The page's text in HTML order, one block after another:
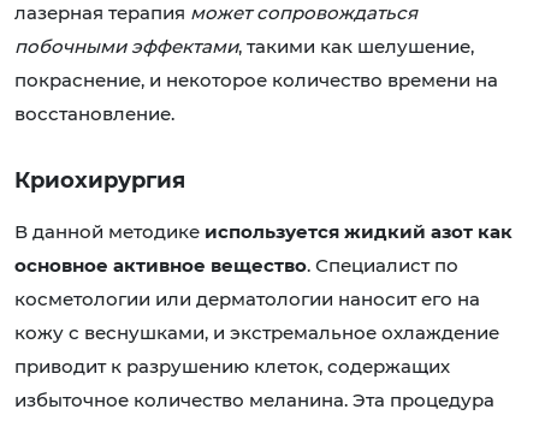
лазерная терапия может сопровождаться
побочными эффектами, такими как шелушение,
покраснение, и некоторое количество времени на
восстановление.
Криохирургия
В данной методике используется жидкий азот как
основное активное вещество. Специалист по
косметологии или дерматологии наносит его на
кожу с веснушками, и экстремальное охлаждение
приводит к разрушению клеток, содержащих
избыточное количество меланина. Эта процедура